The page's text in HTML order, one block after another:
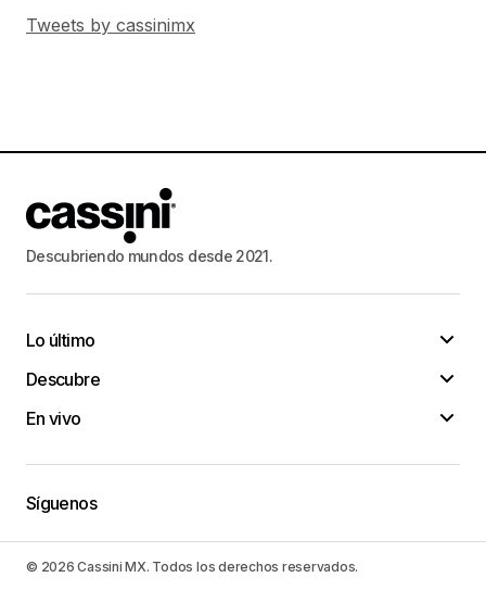
Tweets by cassinimx
Descubriendo mundos desde 2021.
Lo último
Descubre
En vivo
Síguenos
© 2026 Cassini MX. Todos los derechos reservados.